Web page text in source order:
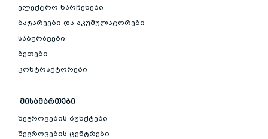
ელექტრო ნარჩენები
ბატარეები და აკუმულატორები
საბურავები
ზეთები
კონტრაქტორები
ᲛᲘᲡᲐᲛᲐᲠᲗᲔᲑᲘ
შეგროვების პუნქტები
შეგროვების ცენტრები